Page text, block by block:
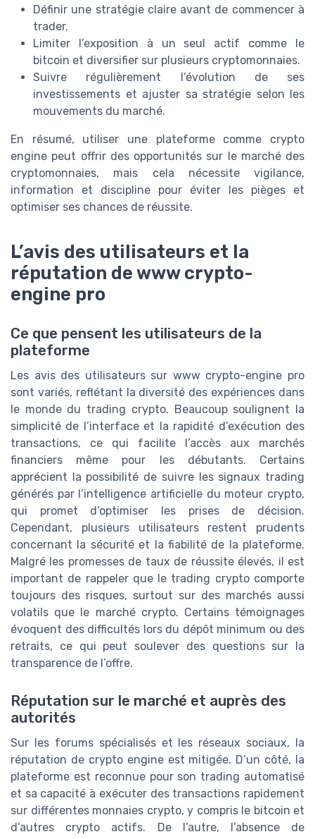
Définir une stratégie claire avant de commencer à
trader.
Limiter l’exposition à un seul actif comme le
bitcoin et diversifier sur plusieurs cryptomonnaies.
Suivre régulièrement l’évolution de ses
investissements et ajuster sa stratégie selon les
mouvements du marché.
En résumé, utiliser une plateforme comme crypto
engine peut offrir des opportunités sur le marché des
cryptomonnaies, mais cela nécessite vigilance,
information et discipline pour éviter les pièges et
optimiser ses chances de réussite.
L’avis des utilisateurs et la
réputation de www crypto-
engine pro
Ce que pensent les utilisateurs de la
plateforme
Les avis des utilisateurs sur www crypto-engine pro
sont variés, reflétant la diversité des expériences dans
le monde du trading crypto. Beaucoup soulignent la
simplicité de l’interface et la rapidité d’exécution des
transactions, ce qui facilite l’accès aux marchés
financiers même pour les débutants. Certains
apprécient la possibilité de suivre les signaux trading
générés par l’intelligence artificielle du moteur crypto,
qui promet d’optimiser les prises de décision.
Cependant, plusieurs utilisateurs restent prudents
concernant la sécurité et la fiabilité de la plateforme.
Malgré les promesses de taux de réussite élevés, il est
important de rappeler que le trading crypto comporte
toujours des risques, surtout sur des marchés aussi
volatils que le marché crypto. Certains témoignages
évoquent des difficultés lors du dépôt minimum ou des
retraits, ce qui peut soulever des questions sur la
transparence de l’offre.
Réputation sur le marché et auprès des
autorités
Sur les forums spécialisés et les réseaux sociaux, la
réputation de crypto engine est mitigée. D’un côté, la
plateforme est reconnue pour son trading automatisé
et sa capacité à exécuter des transactions rapidement
sur différentes monnaies crypto, y compris le bitcoin et
d’autres crypto actifs. De l’autre, l’absence de